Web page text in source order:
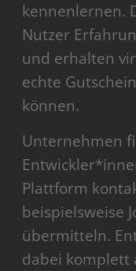
kennenlernen.
Nutzer
und erhalten
echte
können.
Unternehmen
Plattform
beispielsweise
übermitteln.
dabei komplett